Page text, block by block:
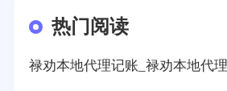
热门阅读
禄劝本地代理记账_禄劝本地代